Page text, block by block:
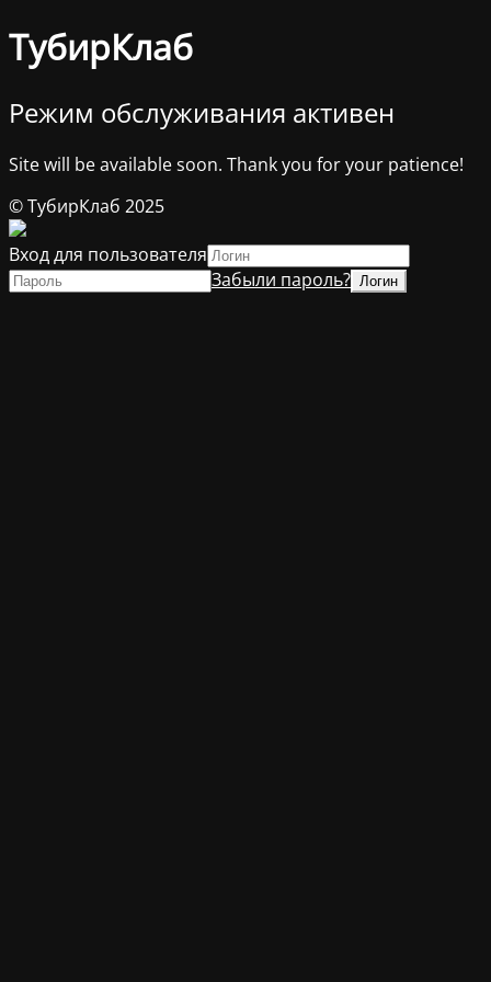
ТубирКлаб
Режим обслуживания активен
Site will be available soon. Thank you for your patience!
© ТубирКлаб 2025
Вход для пользователя
Забыли пароль?